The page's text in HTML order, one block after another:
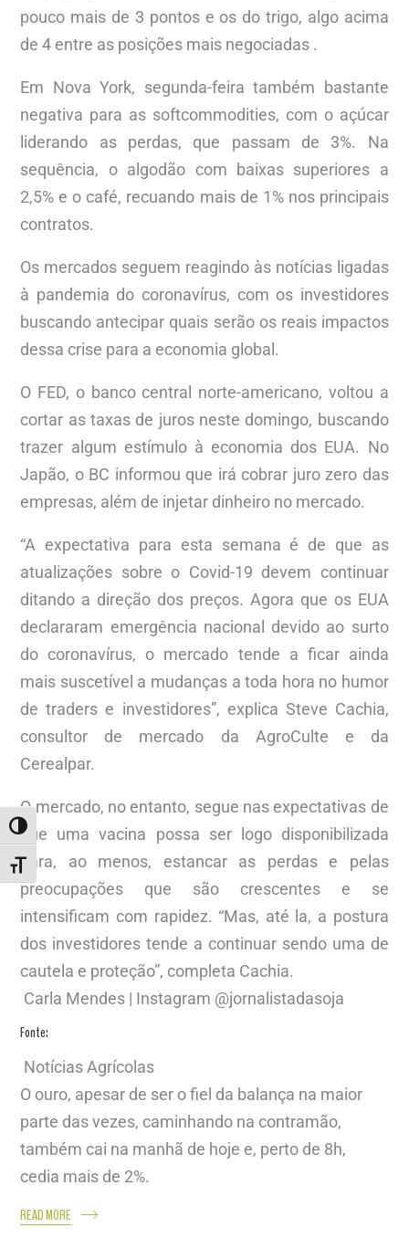
ALTERNAR ALTO CONTRASTE
ALTERNAR TAMANHO DA FONTE
pouco mais de 3 pontos e os do trigo, algo acima
de 4 entre as posições mais negociadas .
Em Nova York, segunda-feira também bastante
negativa para as softcommodities, com o açúcar
liderando as perdas, que passam de 3%. Na
sequência, o algodão com baixas superiores a
2,5% e o café, recuando mais de 1% nos principais
contratos.
Os mercados seguem reagindo às notícias ligadas
à pandemia do coronavírus, com os investidores
buscando antecipar quais serão os reais impactos
dessa crise para a economia global.
O FED, o banco central norte-americano, voltou a
cortar as taxas de juros neste domingo, buscando
trazer algum estímulo à economia dos EUA. No
Japão, o BC informou que irá cobrar juro zero das
empresas, além de injetar dinheiro no mercado.
“A expectativa para esta semana é de que as
atualizações sobre o Covid-19 devem continuar
ditando a direção dos preços. Agora que os EUA
declararam emergência nacional devido ao surto
do coronavírus, o mercado tende a ficar ainda
mais suscetível a mudanças a toda hora no humor
de traders e investidores”, explica Steve Cachia,
consultor de mercado da AgroCulte e da
Cerealpar.
O mercado, no entanto, segue nas expectativas de
que uma vacina possa ser logo disponibilizada
para, ao menos, estancar as perdas e pelas
preocupações que são crescentes e se
intensificam com rapidez. “Mas, até la, a postura
dos investidores tende a continuar sendo uma de
cautela e proteção”, completa Cachia.
Carla Mendes | Instagram @jornalistadasoja
Fonte:
Notícias Agrícolas
O ouro, apesar de ser o fiel da balança na maior
parte das vezes, caminhando na contramão,
também cai na manhã de hoje e, perto de 8h,
cedia mais de 2%.
READ MORE